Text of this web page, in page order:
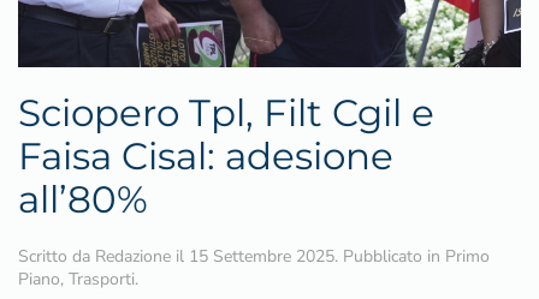
Sciopero Tpl, Filt Cgil e
Faisa Cisal: adesione
all’80%
Scritto da Redazione il 15 Settembre 2025. Pubblicato in Primo
Piano, Trasporti.